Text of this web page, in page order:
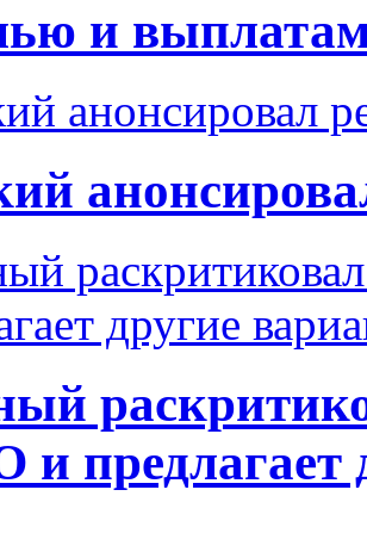
и
предлагает